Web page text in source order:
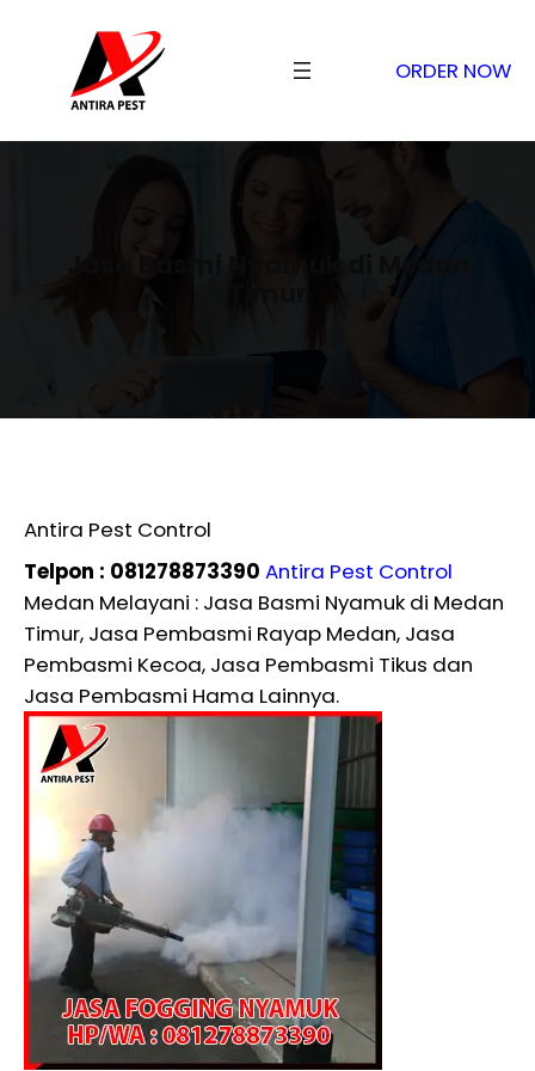
ORDER NOW
Jasa Basmi Nyamuk di Medan
Antira Pest Control
Telpon : 081278873390 Antira Pest Control
Medan Melayani : Jasa Basmi Nyamuk di Medan
Timur, Jasa Pembasmi Rayap Medan, Jasa
Pembasmi Kecoa, Jasa Pembasmi Tikus dan
Jasa Pembasmi Hama Lainnya.